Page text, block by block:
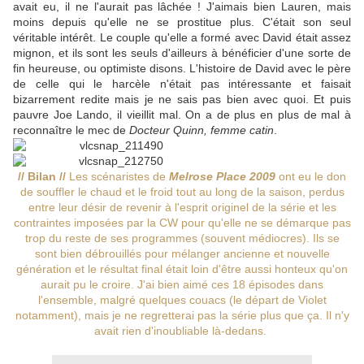
avait eu, il ne l'aurait pas lâchée ! J'aimais bien Lauren, mais
moins depuis qu'elle ne se prostitue plus. C'était son seul
véritable intérêt. Le couple qu'elle a formé avec David était assez
mignon, et ils sont les seuls d'ailleurs à bénéficier d'une sorte de
fin heureuse, ou optimiste disons. L'histoire de David avec le père
de celle qui le harcèle n'était pas intéressante et faisait
bizarrement redite mais je ne sais pas bien avec quoi. Et puis
pauvre Joe Lando, il vieillit mal. On a de plus en plus de mal à
reconnaître le mec de Docteur Quinn, femme catin
// Bilan // Les scénaristes de Melrose Place 2009 ont eu le don
de souffler le chaud et le froid tout au long de la saison, perdus
entre leur désir de revenir à l'esprit originel de la série et les
contraintes imposées par la CW pour qu'elle ne se démarque pas
trop du reste de ses programmes (souvent médiocres). Ils se
sont bien débrouillés pour mélanger ancienne et nouvelle
génération et le résultat final était loin d'être aussi honteux qu'on
aurait pu le croire. J'ai bien aimé ces 18 épisodes dans
l'ensemble, malgré quelques couacs (le départ de Violet
notamment), mais je ne regretterai pas la série plus que ça. Il n'y
avait rien d'inoubliable là-dedans.